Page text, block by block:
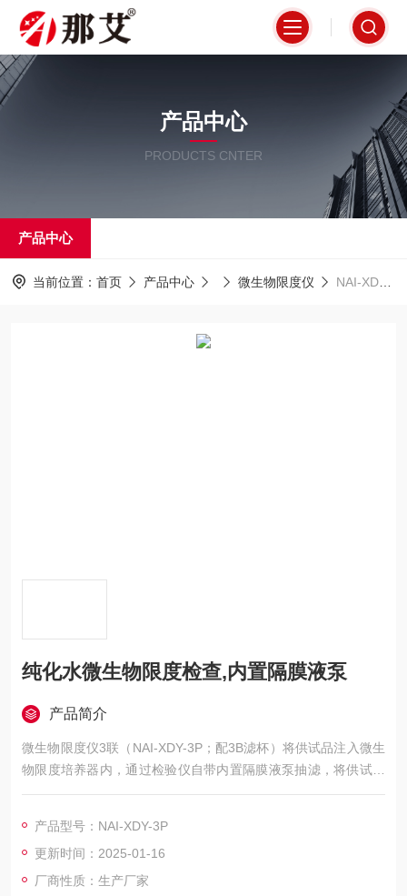
产品中心
PRODUCTS CNTER
产品中心
当前位置： 首页 产品中心 微生物限度仪 NAI-XDY-3P纯化水微生物限度检查,内置隔膜液泵
纯化水微生物限度检查,内置隔膜液泵
产品简介
微生物限度仪3联（NAI-XDY-3P；配3B滤杯）将供试品注入微生
物限度培养器内，通过检验仪自带内置隔膜液泵抽滤，将供试品
中微生物截留在滤膜上，用取膜器取出滤膜，转移至配置好的固
于相应的恒温培养箱内培养并计数。纯化水微生物限度检查,内置
隔膜液泵
产品型号：NAI-XDY-3P
更新时间：2025-01-16
厂商性质：生产厂家